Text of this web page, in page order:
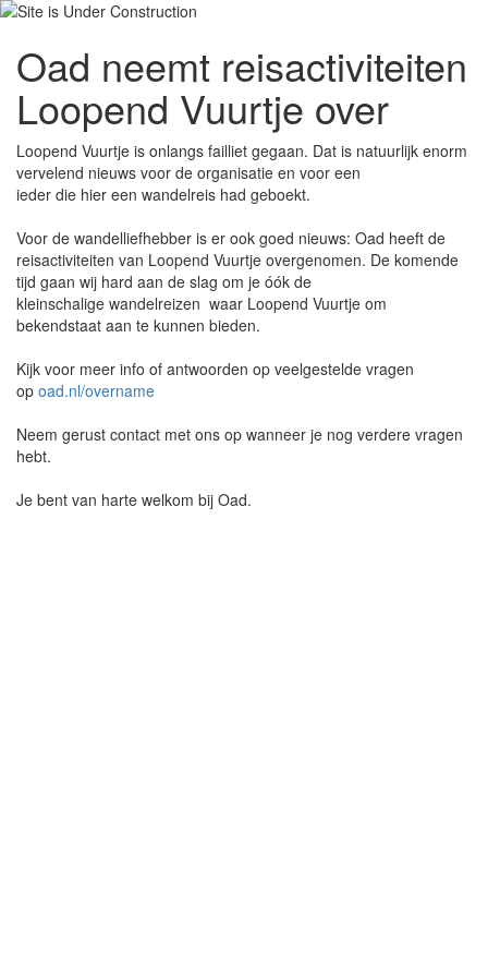
Oad neemt reisactiviteiten
Loopend Vuurtje over
Loopend Vuurtje is onlangs failliet gegaan. Dat is natuurlijk enorm
vervelend nieuws voor de organisatie en voor een
ieder die hier een wandelreis had geboekt.
Voor de wandelliefhebber is er ook goed nieuws: Oad heeft de
reisactiviteiten van Loopend Vuurtje overgenomen. De komende
tijd gaan wij hard aan de slag om je óók de
kleinschalige wandelreizen waar Loopend Vuurtje om
bekendstaat aan te kunnen bieden.
Kijk voor meer info of antwoorden op veelgestelde vragen
op oad.nl/overname
Neem gerust contact met ons op wanneer je nog verdere vragen
hebt.
Je bent van harte welkom bij Oad.